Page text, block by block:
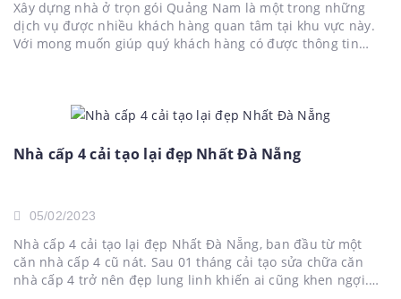
Xây dựng nhà ở trọn gói Quảng Nam là một trong những
dịch vụ được nhiều khách hàng quan tâm tại khu vực này.
Với mong muốn giúp quý khách hàng có được thông tin
Nhà cấp 4 cải tạo lại đẹp Nhất Đà Nẵng
05/02/2023
Nhà cấp 4 cải tạo lại đẹp Nhất Đà Nẵng, ban đầu từ một
căn nhà cấp 4 cũ nát. Sau 01 tháng cải tạo sửa chữa căn
nhà cấp 4 trở nên đẹp lung linh khiến ai cũng khen ngợi.